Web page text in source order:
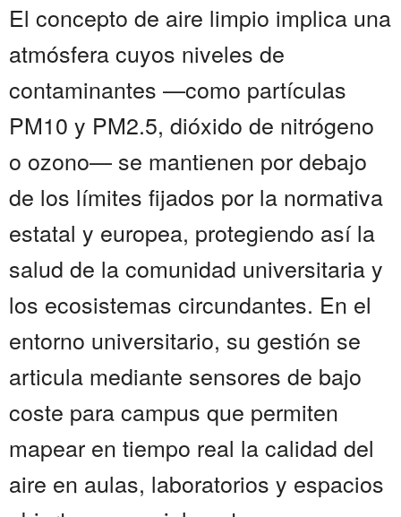
El concepto de aire limpio implica una
atmósfera cuyos niveles de
contaminantes —como partículas
PM10 y PM2.5, dióxido de nitrógeno
o ozono— se mantienen por debajo
de los límites fijados por la normativa
estatal y europea, protegiendo así la
salud de la comunidad universitaria y
los ecosistemas circundantes. En el
entorno universitario, su gestión se
articula mediante sensores de bajo
coste para campus que permiten
mapear en tiempo real la calidad del
aire en aulas, laboratorios y espacios